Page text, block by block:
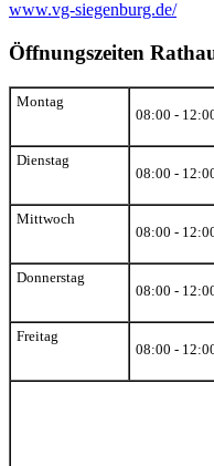
www.vg-siegenburg.de/
Öffnungszeiten
Montag
08:00 -
Dienstag
08:00 -
Mittwoch
08:00 -
Donnerstag
08:00 -
Freitag
08:00 -